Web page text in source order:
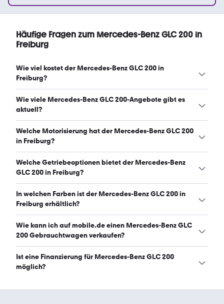
Häufige Fragen zum Mercedes-Benz GLC 200 in
Freiburg
Wie viel kostet der Mercedes-Benz GLC 200 in
Freiburg?
Ein guter Preis für einen Mercedes-Benz GLC 200 in
Freiburg liegt zwischen 50.490 € und 52.900 €. (Stand:
Wie viele Mercedes-Benz GLC 200-Angebote gibt es
aktuell?
Es gibt insgesamt 25 Mercedes-Benz GLC 200 bei
mobile.de, davon 25 Gebraucht- und 0 Neuwagen.
Welche Motorisierung hat der Mercedes-Benz GLC 200
in Freiburg?
Der Mercedes-Benz GLC 200 in Freiburg hat Leistungen
zwischen 163 und 204 PS. (Stand: 7.8.2026)
Welche Getriebeoptionen bietet der Mercedes-Benz
GLC 200 in Freiburg?
Der Mercedes-Benz GLC 200 in Freiburg ist mit
automatischem Getriebe erhältlich. (Stand: 7.8.2026)
In welchen Farben ist der Mercedes-Benz GLC 200 in
Freiburg erhältlich?
Den Mercedes-Benz GLC 200 in Freiburg gibt es in
folgenden Farben: schwarz, grau, weiß, blau, rot und
Wie kann ich auf mobile.de einen Mercedes-Benz GLC
200 Gebrauchtwagen verkaufen?
Alle Informationen zum Verkauf an mobile.de-
Ankaufstationen oder per Inserat auf mobile.de gibt es
Ist eine Finanzierung für Mercedes-Benz GLC 200
möglich?